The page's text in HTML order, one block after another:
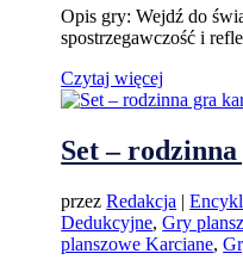
Opis gry: Wejdź do
spostrzegawczość i
Czytaj więcej
Set –
przezRedakcja |
Dedukcyjne,Gry
planszowe Karciane,